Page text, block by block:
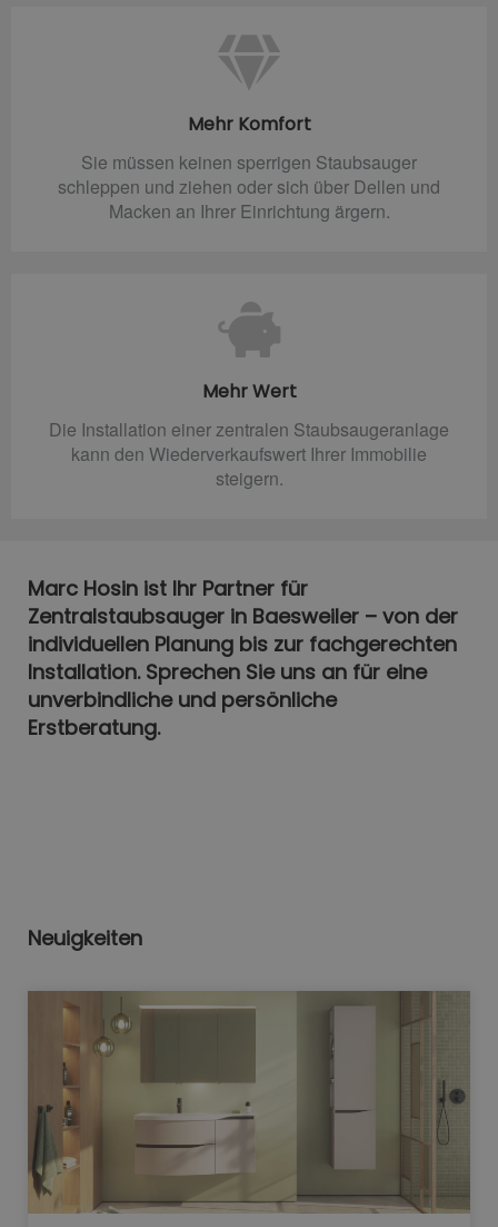
Mehr Komfort
Sie müssen keinen sperrigen Staubsauger
schleppen und ziehen oder sich über Dellen und
Macken an Ihrer Einrichtung ärgern.
Mehr Wert
Die Installation einer zentralen Staubsaugeranlage
kann den Wiederverkaufswert Ihrer Immobilie
steigern.
Marc Hosin ist Ihr Partner für
Zentralstaubsauger in Baesweiler – von der
individuellen Planung bis zur fachgerechten
Installation. Sprechen Sie uns an für eine
unverbindliche und persönliche
Erstberatung.
Neuigkeiten